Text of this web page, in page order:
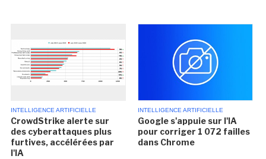
INTELLIGENCE ARTIFICIELLE
CrowdStrike alerte sur
des cyberattaques plus
furtives, accélérées par
l'IA
INTELLIGENCE ARTIFICIELLE
Google s'appuie sur l'IA
pour corriger 1 072 failles
dans Chrome